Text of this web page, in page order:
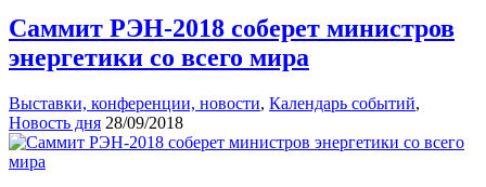
Саммит РЭН-2018 соберет министров
энергетики со всего мира
Выставки, конференции, новости, Календарь событий,
Новость дня 28/09/2018